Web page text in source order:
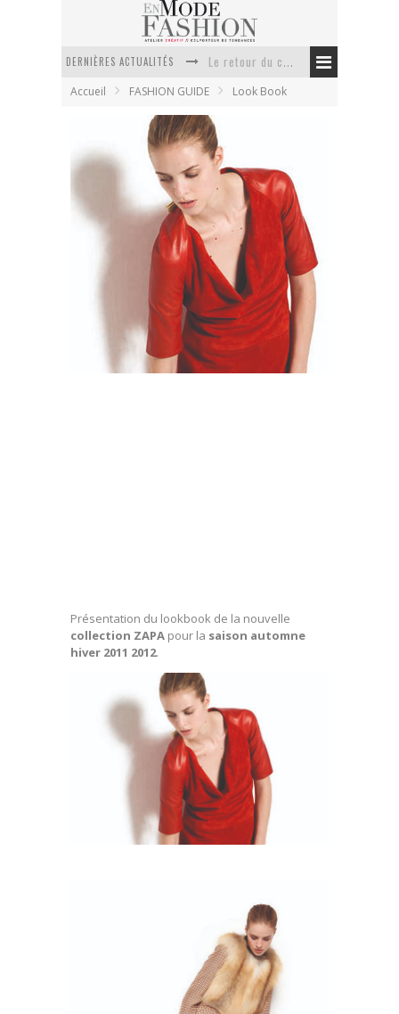
DERNIÈRES ACTUALITÉS
Le retour du cachemire version casual
Pourquoi le costume sur mesure à Paris est un incontournable de l’élégance contemporaine ?
Anti chute cheveux homme : quelles solutions pour renforcer sa chevelure ?
Accueil FASHION GUIDE Look Book
ZAPA collection automne hiver 2011 2012
21 juillet 2011
Présentation du lookbook de la nouvelle
collection ZAPA pour la saison automne
hiver 2011 2012.